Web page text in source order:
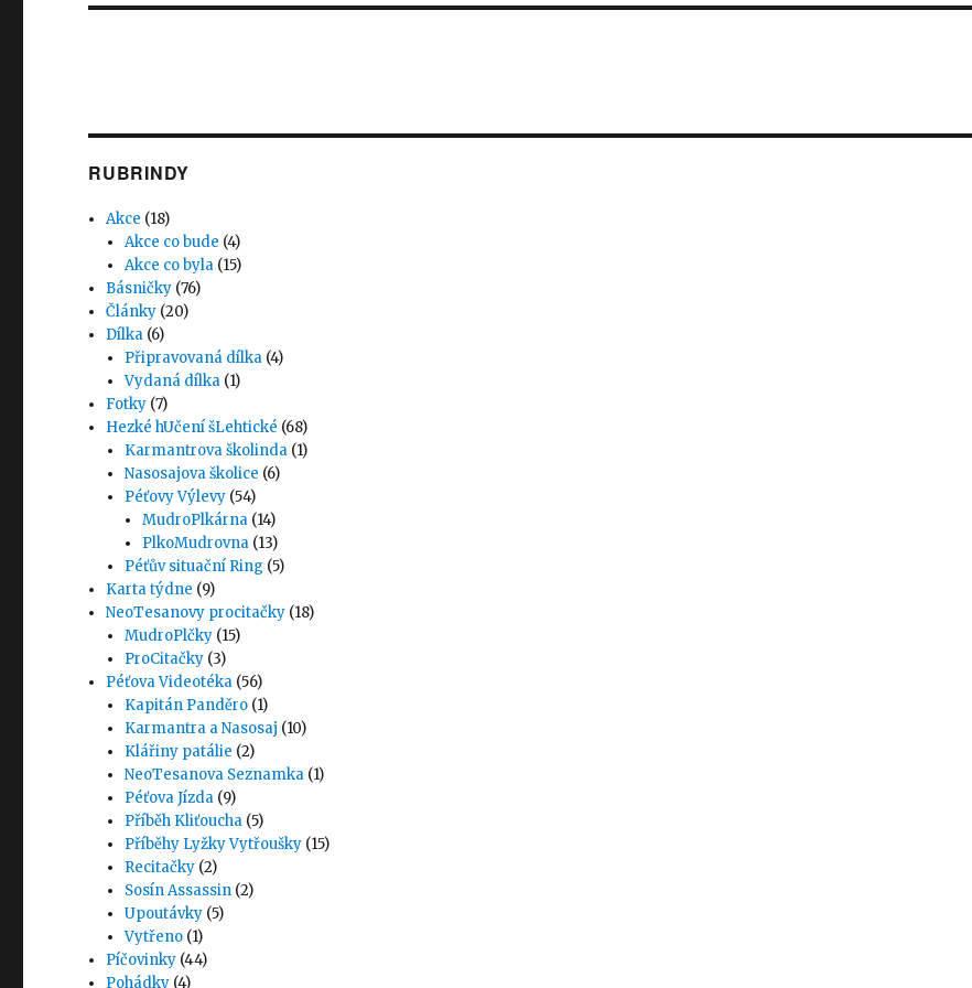
RUBRINDY
Akce (18)
Akce co bude (4)
Akce co byla(15)
Básničky (76)
Články (20)
Dílka (6)
Připravovaná dílka(4)
Vydaná dílka(1)
Fotky (7)
Hezké hUčení šLehtické (68)
Karmantrova školinda(1)
Nasosajova školice (6)
Péťovy Výlevy(54)
MudroPlkárna(14)
PlkoMudrovna(13)
Péťův situační Ring (5)
Karta týdne (9)
NeoTesanovy procitačky (18)
MudroPlčky(15)
ProCitačky(3)
Péťova Videotéka (56)
Kapitán Panděro(1)
Karmantra a Nasosaj (10)
Klářiny patálie (2)
NeoTesanova Seznamka(1)
Péťova Jízda(9)
Příběh Kliťoucha(5)
Příběhy Lyžky Vytřoušky(15)
Recitačky(2)
Sosín Assassin(2)
Upoutávky(5)
Vytřeno(1)
Píčovinky (44)
Pohádky (4)